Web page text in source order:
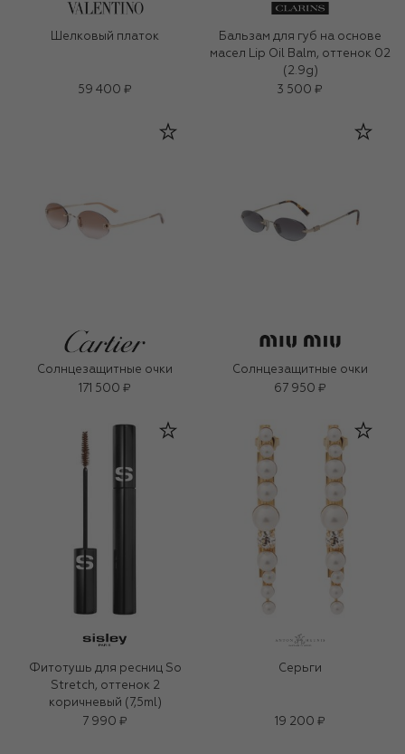
Шелковый платок
59 400 ₽
Бальзам для губ на основе
масел Lip Oil Balm, оттенок 02
(2.9g)
3 500 ₽
Солнцезащитные очки
171 500 ₽
Солнцезащитные очки
67 950 ₽
Фитотушь для ресниц So
Stretch, оттенок 2
коричневый (7,5ml)
7 990 ₽
Серьги
19 200 ₽